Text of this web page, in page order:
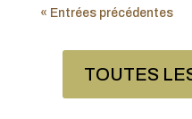
« Entrées précédentes
TOUTES